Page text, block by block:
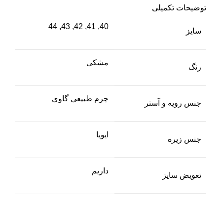
توضیحات تکمیلی
سایز
40, 41, 42, 43, 44
رنگ
مشکی
جنس رویه و آستر
چرم طبیعی گاوی
جنس زیره
ایویا
تعویض سایز
داریم